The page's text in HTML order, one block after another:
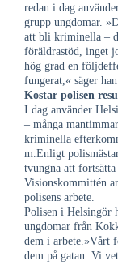
redan i dag
grupp ungdomar.
att bli kriminella –
föräldrastöd, inget
hög grad en
fungerat,« säger
Kostar polisen
I dag använder
– många
kriminella
m.Enligt
tvungna att
Visionskommittén
polisens arbete.
Polisen i Helsingör
ungdomar från
dem i arbete.»Vårt
dem på gatan. Vi